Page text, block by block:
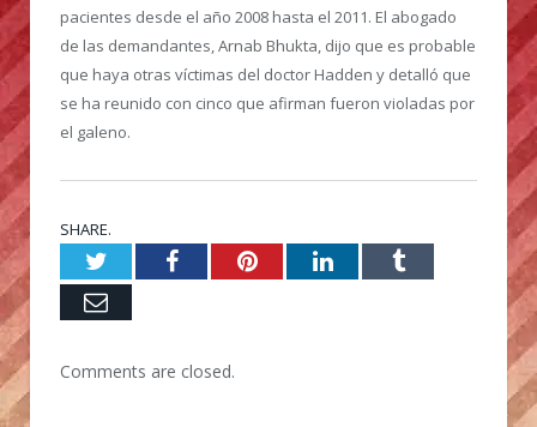
pacientes desde el año 2008 hasta el 2011. El abogado
de las demandantes, Arnab Bhukta, dijo que es probable
que haya otras víctimas del doctor Hadden y detalló que
se ha reunido con cinco que afirman fueron violadas por
el galeno.
SHARE.
TwitterFacebookPinterestLinkedInTumblr
Email
Comments are closed.